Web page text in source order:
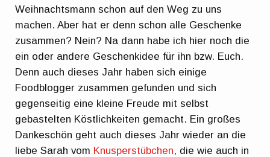
Weihnachtsmann schon auf den Weg zu uns
machen. Aber hat er denn schon alle Geschenke
zusammen? Nein? Na dann habe ich hier noch die
ein oder andere Geschenkidee für ihn bzw. Euch.
Denn auch dieses Jahr haben sich einige
Foodblogger zusammen gefunden und sich
gegenseitig eine kleine Freude mit selbst
gebastelten Köstlichkeiten gemacht. Ein großes
Dankeschön geht auch dieses Jahr wieder an die
liebe Sarah vom Knusperstübchen, die wie auch in